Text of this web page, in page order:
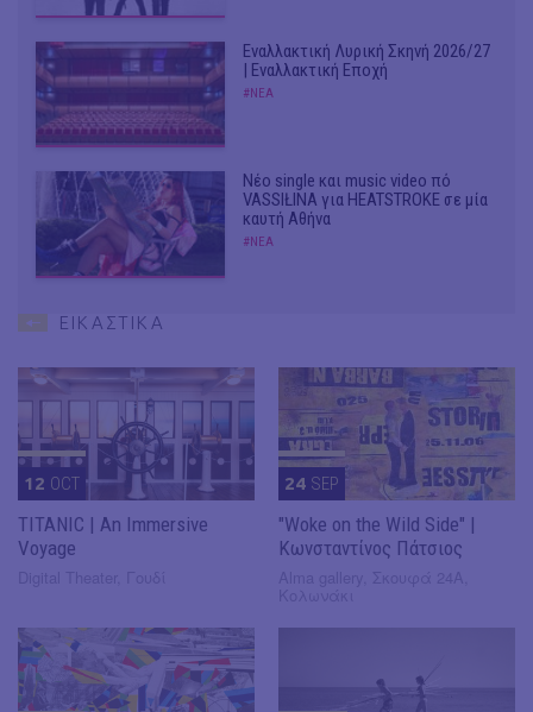
Εναλλακτική Λυρική Σκηνή 2026/27
| Εναλλακτική Εποχή
#ΝΕΑ
Νέο single και music video πό
VASSIŁINA για HEATSTROKE σε μία
καυτή Αθήνα
#ΝΕΑ
ΕΙΚΑΣΤΙΚΑ
12 OCT
TITANIC | An Immersive
Voyage
24 SEP
"Woke on the Wild Side" |
Κωνσταντίνος Πάτσιος